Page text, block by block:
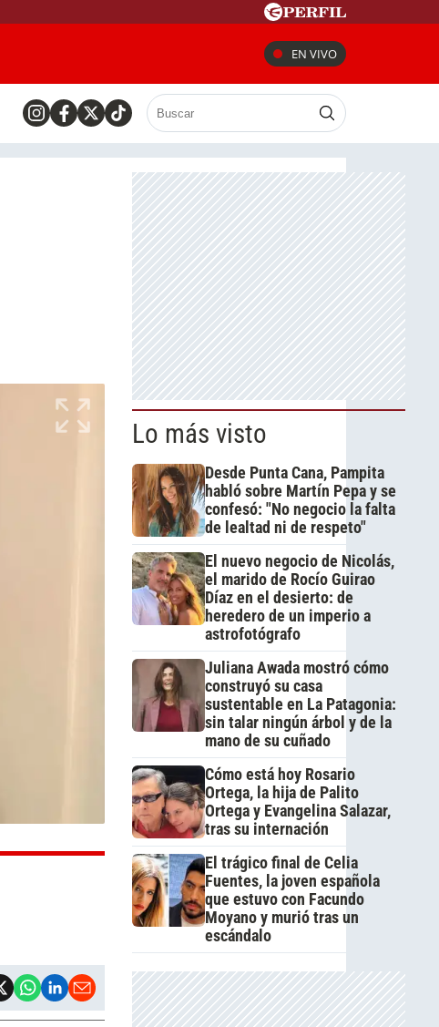
EN VIVO
Lo más visto
Desde Punta Cana, Pampita
habló sobre Martín Pepa y se
confesó: "No negocio la falta
de lealtad ni de respeto"
El nuevo negocio de Nicolás,
el marido de Rocío Guirao
Díaz en el desierto: de
heredero de un imperio a
astrofotógrafo
Juliana Awada mostró cómo
construyó su casa
sustentable en La Patagonia:
sin talar ningún árbol y de la
mano de su cuñado
Cómo está hoy Rosario
Ortega, la hija de Palito
Ortega y Evangelina Salazar,
tras su internación
El trágico final de Celia
Fuentes, la joven española
que estuvo con Facundo
Moyano y murió tras un
escándalo